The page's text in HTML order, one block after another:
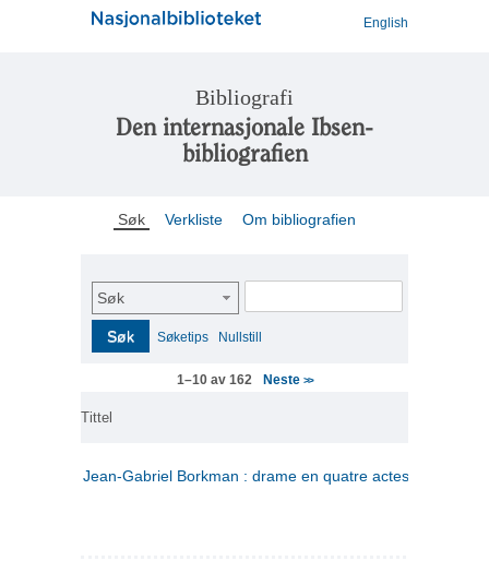
English
Bibliografi
Den internasjonale Ibsen-
bibliografien
Søk Verkliste Om bibliografien
Søk
Søk Søketips Nullstill
1–10 av 162 Neste >>
Tittel
Jean-Gabriel Borkman : drame en quatre actes